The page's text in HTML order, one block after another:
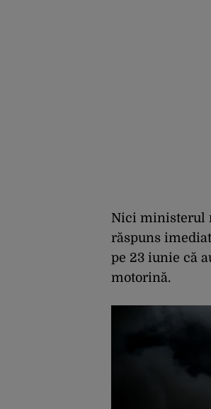
Nici ministerul
răspuns
pe 23 iunie că
motorină.